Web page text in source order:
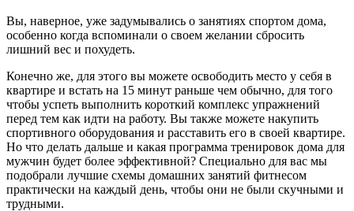
Вы, наверное, уже задумывались о занятиях спортом дома,
особенно когда вспоминали о своем желании сбросить
лишний вес и похудеть.
Конечно же, для этого вы можете освободить место у себя в
квартире и встать на 15 минут раньше чем обычно, для того
чтобы успеть выполнить короткий комплекс упражнений
перед тем как идти на работу. Вы также можете накупить
спортивного оборудования и расставить его в своей квартире.
Но что делать дальше и какая программа тренировок дома для
мужчин будет более эффективной? Специально для вас мы
подобрали лучшие схемы домашних занятий фитнесом
практически на каждый день, чтобы они не были скучными и
трудными.